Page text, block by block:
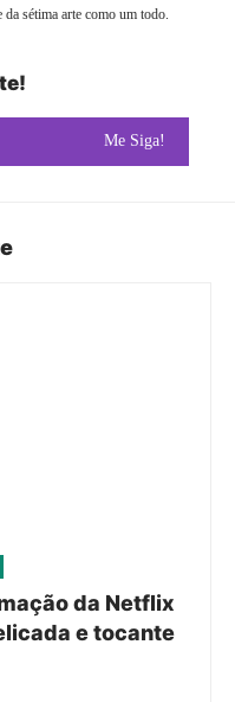
sétima arte como um todo.
Me Siga!
da Netflix
e tocante